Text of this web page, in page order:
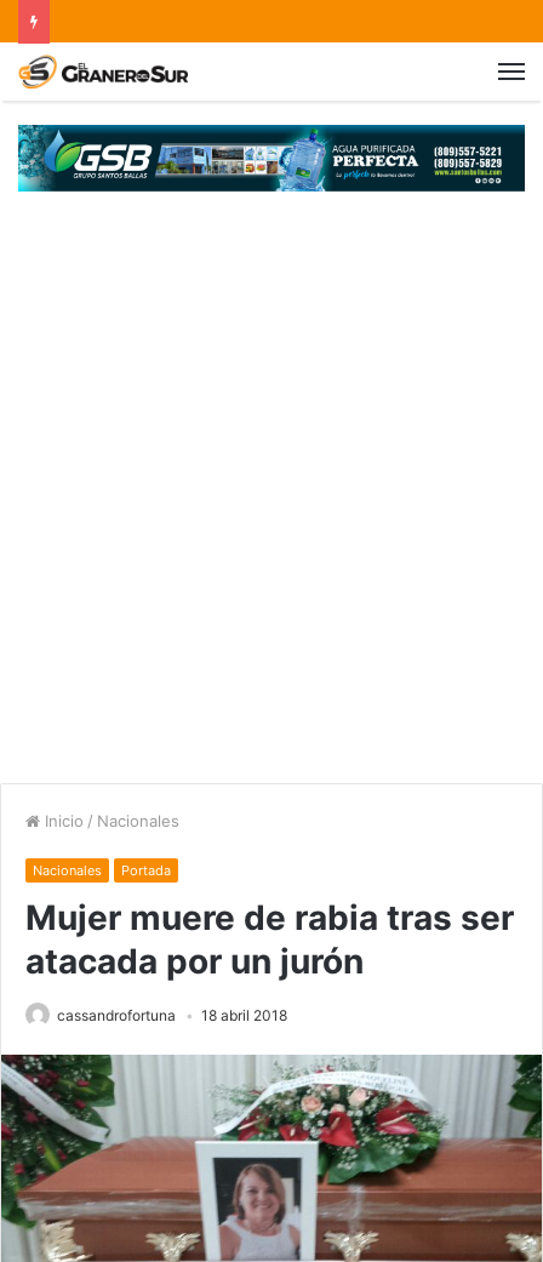
Inicio / Nacionales
Nacionales Portada
Mujer muere de rabia tras ser
atacada por un jurón
cassandrofortuna 18 abril 2018